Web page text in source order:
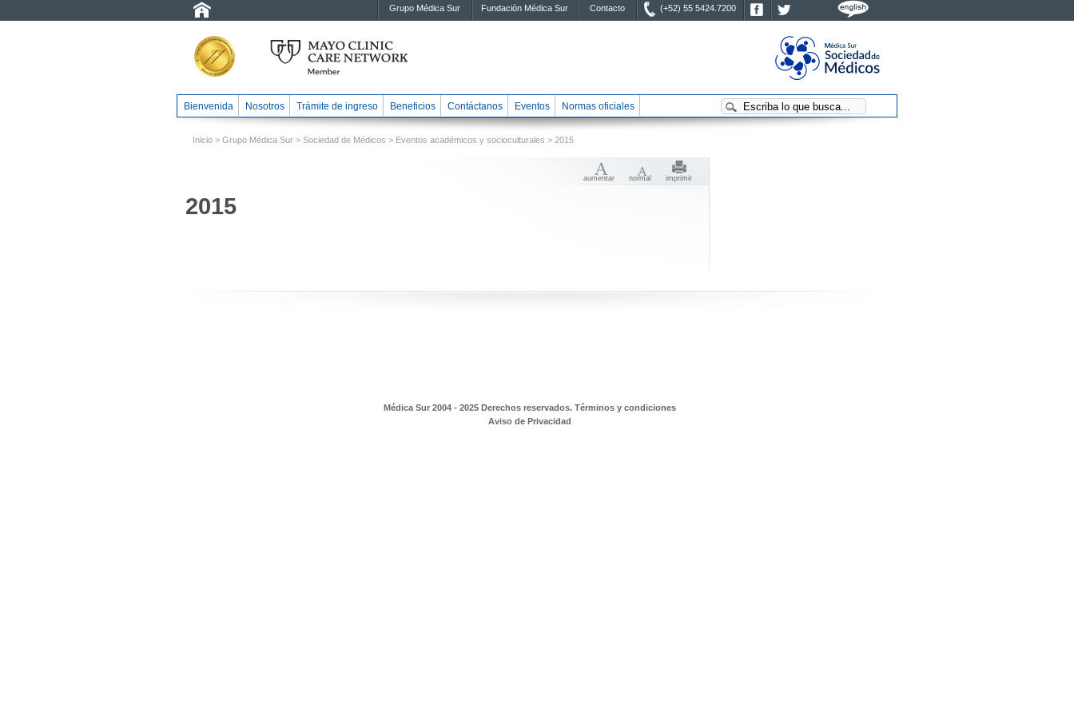
Grupo Médica Sur Fundación Médica Sur Contacto (+52) 55 5424.7200
Bienvenida Nosotros Trámite de ingreso Beneficios Contáctanos Eventos Normas oficiales
Inicio > Grupo Médica Sur > Sociedad de Médicos > Eventos académicos y socioculturales > 2015
aumentar normal imprimir
2015
Médica Sur 2004 - 2025 Derechos reservados. Términos y condiciones
Aviso de Privacidad